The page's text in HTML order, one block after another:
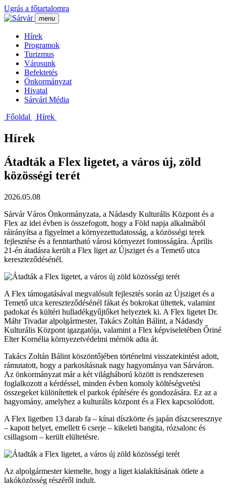
Ugrás a főtartalomra
menu
Hí­rek
Programok
Turizmus
Városunk
Befektetés
Önkormányzat
Hivatal
Sárvári Média
Főoldal
Hí­rek
Hírek
Átadták a Flex ligetet, a város új, zöld
közösségi terét
2026.05.08
Sárvár Város Önkormányzata, a Nádasdy Kulturális Központ és a
Flex az idei évben is összefogott, hogy a Föld napja alkalmából
ráirányítsa a figyelmet a környezettudatosság, a közösségi terek
fejlesztése és a fenntartható városi környezet fontosságára. Április
21-én átadásra került a Flex liget az Újsziget és a Temető utca
kereszteződésénél.
A Flex támogatásával megvalósult fejlesztés során az Újsziget és a
Temető utca kereszteződésénél fákat és bokrokat ültettek, valamint
padokat és kültéri hulladékgyűjtőket helyeztek ki. A Flex ligetet Dr.
Máhr Tivadar alpolgármester, Takács Zoltán Bálint, a Nádasdy
Kulturális Központ igazgatója, valamint a Flex képviseletében Őriné
Elter Kornélia környezetvédelmi mérnök adta át.
Takács Zoltán Bálint köszöntőjében történelmi visszatekintést adott,
rámutatott, hogy a parkosításnak nagy hagyománya van Sárváron.
Az önkormányzat már a két világháború között is rendszeresen
foglalkozott a kérdéssel, minden évben komoly költéségvetési
összegeket különítettek el parkok építésére és gondozására. Ez az a
hagyomány, amelyhez a kulturális központ és a Flex kapcsolódott.
A Flex ligetben 13 darab fa – kínai díszkörte és japán díszcseresznye
– kapott helyet, emellett 6 cserje – kikeleti bangita, rózsalonc és
csillagsom – került elültetésre.
Az alpolgármester kiemelte, hogy a liget kialakításának ötlete a
lakóközösség részéről indult.